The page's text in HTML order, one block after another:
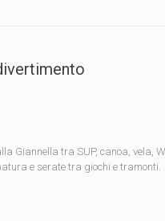
Giannella tra SUP, canoa, vela,
e serate tra giochi e tramonti.